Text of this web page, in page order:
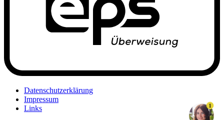
Datenschutzerklärung
Impressum
Links
1